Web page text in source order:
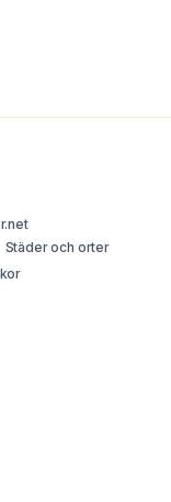
Städer och orter